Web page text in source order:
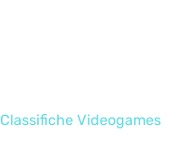
Classifiche Videogames